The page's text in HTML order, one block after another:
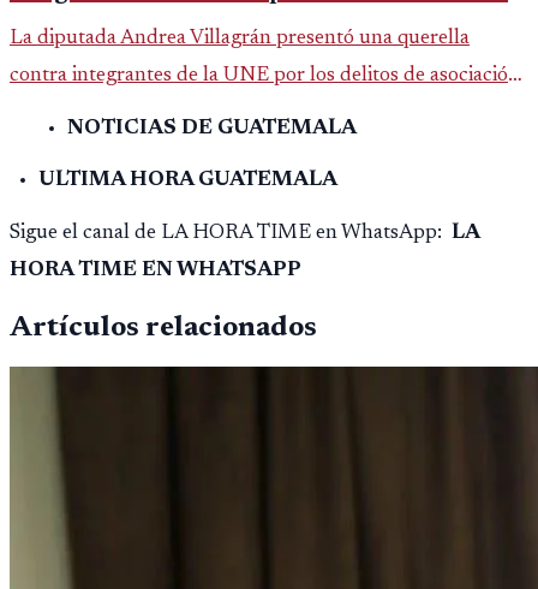
La diputada Andrea Villagrán presentó una querella
contra integrantes de la UNE por los delitos de asociación
ilícita, terrorismo y sedición.
NOTICIAS DE GUATEMALA
ULTIMA HORA GUATEMALA
Sigue el canal de LA HORA TIME en WhatsApp: LA
HORA TIME EN WHATSAPP
Artículos relacionados